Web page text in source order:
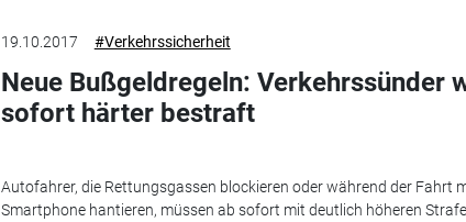
19.10.2017 #Verkehrssicherheit
Neue Bußgeldregeln: Verkehrssünder
sofort härter bestraft
Autofahrer, die Rettungsgassen blockieren oder während der Fahrt
Smartphone hantieren, müssen ab sofort mit deutlich höheren